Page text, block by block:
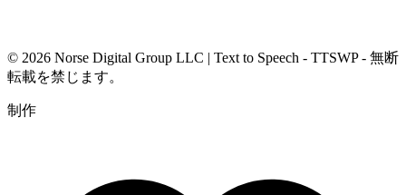
© 2026 Norse Digital Group LLC | Text to Speech - TTSWP - 無断
転載を禁じます。
制作